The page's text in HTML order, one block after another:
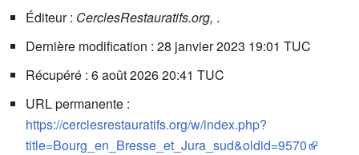
Éditeur : CerclesRestauratifs.org, .
Dernière modification : 28 janvier 2023 19:01 TUC
Récupéré : 6 août 2026 20:41 TUC
URL permanente :
https://cerclesrestauratifs.org/w/index.php?
title=Bourg_en_Bresse_et_Jura_sud&oldid=9570